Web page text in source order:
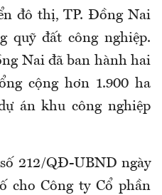
đô thị, TP. Đồng Nai
quỹ đất công nghiệp.
Nai đã ban hành hai
cộng hơn 1.900 ha
án khu công nghiệp
212/QĐ-UBND ngày
cho Công ty Cổ phần